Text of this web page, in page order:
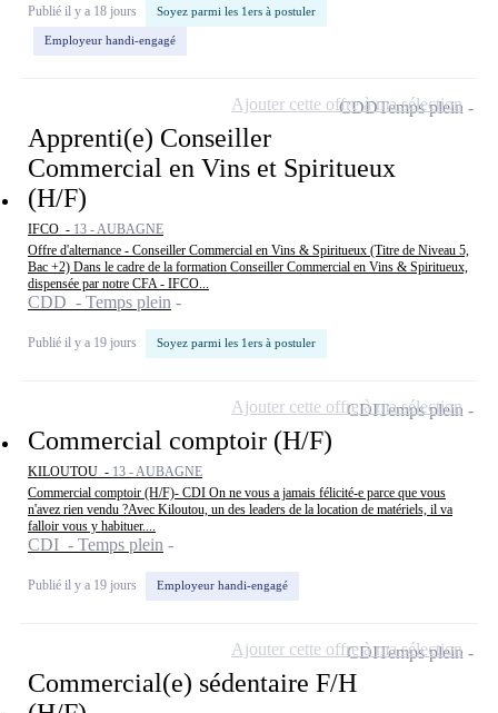
Publié il y a 18 jours Soyez parmi les 1ers à postuler
Employeur handi-engagé
Apprenti(e) Conseiller
Commercial en Vins et Spiritueux
(H/F)
IFCO - 13 - AUBAGNE
Offre d'alternance - Conseiller Commercial en Vins & Spiritueux (Titre de Niveau 5,
Bac +2) Dans le cadre de la formation Conseiller Commercial en Vins & Spiritueux,
dispensée par notre CFA - IFCO...
CDD - Temps plein
Publié il y a 19 jours Soyez parmi les 1ers à postuler
CDDTemps plein
Ajouter cette offre à ma sélection
Commercial comptoir (H/F)
KILOUTOU - 13 - AUBAGNE
Commercial comptoir (H/F)- CDI On ne vous a jamais félicité-e parce que vous
n'avez rien vendu ?Avec Kiloutou, un des leaders de la location de matériels, il va
falloir vous y habituer....
CDI - Temps plein
Publié il y a 19 jours Employeur handi-engagé
CDITemps plein
Ajouter cette offre à ma sélection
Commercial(e) sédentaire F/H
CDITemps plein
Ajouter cette offre à ma sélection